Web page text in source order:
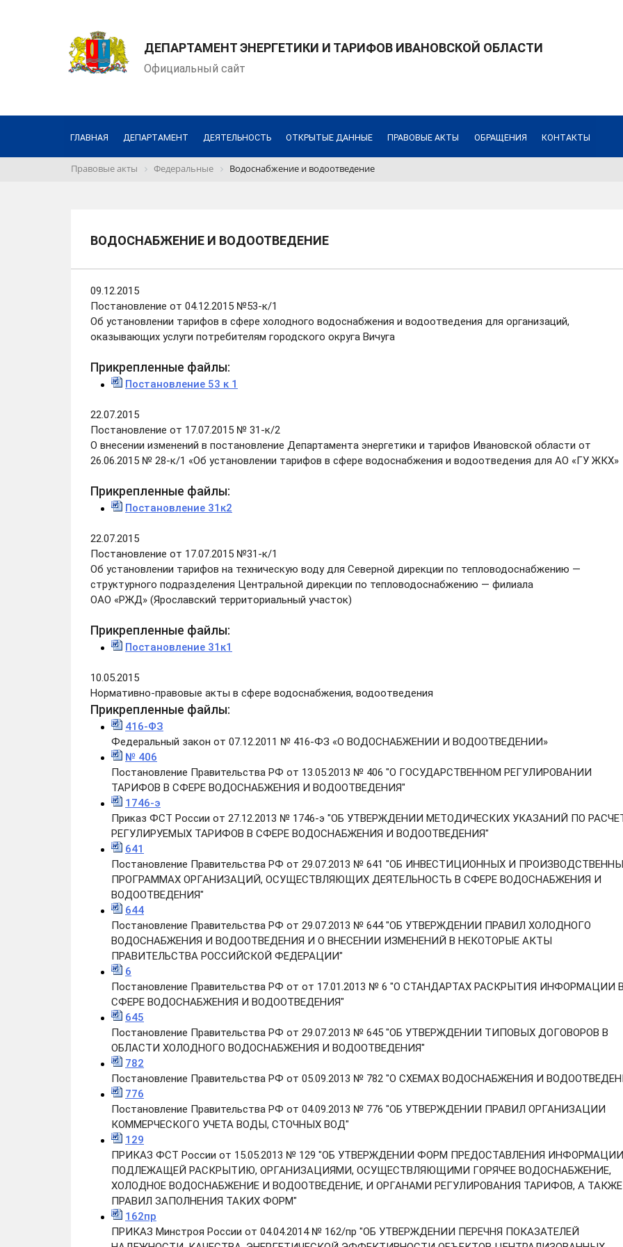
ДЕПАРТАМЕНТ ЭНЕРГЕТИКИ И ТАРИФОВ ИВАНОВСКОЙ ОБЛАСТИ
Официальный сайт
ГЛАВНАЯ ДЕПАРТАМЕНТ ДЕЯТЕЛЬНОСТЬ ОТКРЫТЫЕ ДАННЫЕ ПРАВОВЫЕ АКТЫ ОБРАЩЕНИЯ КОНТАКТЫ
Правовые акты Федеральные Водоснабжение и водоотведение
ВОДОСНАБЖЕНИЕ И ВОДООТВЕДЕНИЕ
09.12.2015
Постановление от 04.12.2015 №53-к/1
Об установлении тарифов в сфере холодного водоснабжения и водоотведения для организаций,
оказывающих услуги потребителям городского округа Вичуга
Прикрепленные файлы:
Постановление 53 к 1
22.07.2015
Постановление от 17.07.2015 № 31-к/2
О внесении изменений в постановление Департамента энергетики и тарифов Ивановской области от
26.06.2015 № 28-к/1 «Об установлении тарифов в сфере водоснабжения и водоотведения для АО «ГУ ЖКХ»
Прикрепленные файлы:
Постановление 31к2
22.07.2015
Постановление от 17.07.2015 №31-к/1
Об установлении тарифов на техническую воду для Северной дирекции по тепловодоснабжению —
структурного подразделения Центральной дирекции по тепловодоснабжению — филиала
ОАО «РЖД» (Ярославский территориальный участок)
Прикрепленные файлы:
Постановление 31к1
10.05.2015
Нормативно-правовые акты в сфере водоснабжения, водоотведения
Прикрепленные файлы:
416-ФЗ
Федеральный закон от 07.12.2011 № 416-ФЗ «О ВОДОСНАБЖЕНИИ И ВОДООТВЕДЕНИИ»
№ 406
Постановление Правительства РФ от 13.05.2013 № 406 "О ГОСУДАРСТВЕННОМ РЕГУЛИРОВАНИИ
ТАРИФОВ В СФЕРЕ ВОДОСНАБЖЕНИЯ И ВОДООТВЕДЕНИЯ"
1746-э
Приказ ФСТ России от 27.12.2013 № 1746-э "ОБ УТВЕРЖДЕНИИ МЕТОДИЧЕСКИХ УКАЗАНИЙ ПО
РЕГУЛИРУЕМЫХ ТАРИФОВ В СФЕРЕ ВОДОСНАБЖЕНИЯ И ВОДООТВЕДЕНИЯ"
641
Постановление Правительства РФ от 29.07.2013 № 641 "ОБ ИНВЕСТИЦИОННЫХ И
ПРОГРАММАХ ОРГАНИЗАЦИЙ, ОСУЩЕСТВЛЯЮЩИХ ДЕЯТЕЛЬНОСТЬ В СФЕРЕ ВОДОСНАБЖЕНИЯ И
ВОДООТВЕДЕНИЯ"
644
Постановление Правительства РФ от 29.07.2013 № 644 "ОБ УТВЕРЖДЕНИИ ПРАВИЛ ХОЛОДНОГО
ВОДОСНАБЖЕНИЯ И ВОДООТВЕДЕНИЯ И О ВНЕСЕНИИ ИЗМЕНЕНИЙ В НЕКОТОРЫЕ АКТЫ
ПРАВИТЕЛЬСТВА РОССИЙСКОЙ ФЕДЕРАЦИИ"
6
Постановление Правительства РФ от от 17.01.2013 № 6 "О СТАНДАРТАХ РАСКРЫТИЯ ИНФОРМАЦИИ В
СФЕРЕ ВОДОСНАБЖЕНИЯ И ВОДООТВЕДЕНИЯ"
645
Постановление Правительства РФ от 29.07.2013 № 645 "ОБ УТВЕРЖДЕНИИ ТИПОВЫХ ДОГОВОРОВ В
ОБЛАСТИ ХОЛОДНОГО ВОДОСНАБЖЕНИЯ И ВОДООТВЕДЕНИЯ"
782
Постановление Правительства РФ от 05.09.2013 № 782 "О СХЕМАХ ВОДОСНАБЖЕНИЯ И
776
Постановление Правительства РФ от 04.09.2013 № 776 "ОБ УТВЕРЖДЕНИИ ПРАВИЛ ОРГАНИЗАЦИИ
КОММЕРЧЕСКОГО УЧЕТА ВОДЫ, СТОЧНЫХ ВОД"
129
ПРИКАЗ ФСТ России от 15.05.2013 № 129 "ОБ УТВЕРЖДЕНИИ ФОРМ ПРЕДОСТАВЛЕНИЯ
ПОДЛЕЖАЩЕЙ РАСКРЫТИЮ, ОРГАНИЗАЦИЯМИ, ОСУЩЕСТВЛЯЮЩИМИ ГОРЯЧЕЕ ВОДОСНАБЖЕНИЕ,
ХОЛОДНОЕ ВОДОСНАБЖЕНИЕ И ВОДООТВЕДЕНИЕ, И ОРГАНАМИ РЕГУЛИРОВАНИЯ ТАРИФОВ, А ТАКЖЕ
ПРАВИЛ ЗАПОЛНЕНИЯ ТАКИХ ФОРМ"
162пр
ПРИКАЗ Минстроя России от 04.04.2014 № 162/пр "ОБ УТВЕРЖДЕНИИ ПЕРЕЧНЯ ПОКАЗАТЕЛЕЙ